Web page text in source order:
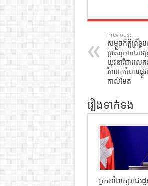
Previous:
សម្តចកិត្តិព្រឹទ្
ប្រតិភូកាកបាទ
យុវនារីជាពល
រំលោភបំពានផ្លូវ
កាល់មែត
រឿងទាក់ទង
អ្នកនាំពាក្យរាជរ